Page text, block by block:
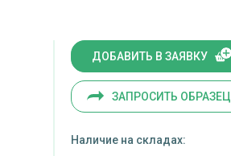
ДОБАВИТЬ В ЗАЯВКУ
ЗАПРОСИТЬ ОБРАЗЕЦ
Наличие на складах: